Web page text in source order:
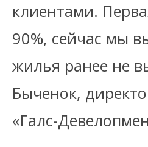
клиентами.
90%, сейчас мы
жилья ранее не
Быченок,
«Галс-